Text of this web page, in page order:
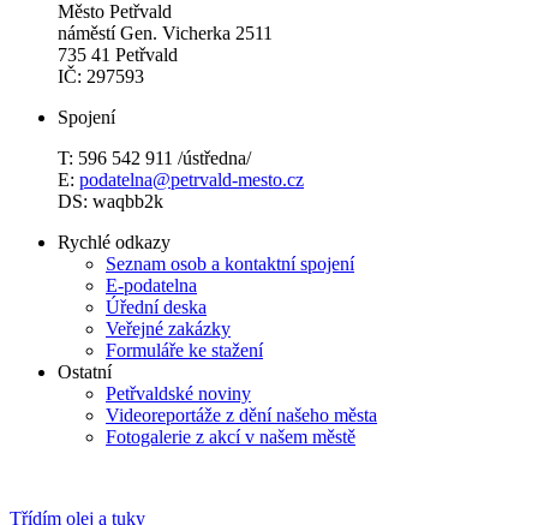
Město Petřvald
náměstí Gen. Vicherka 2511
735 41 Petřvald
IČ: 297593
Spojení
T: 596 542 911 /ústředna/
E: podatelna@petrvald-mesto.cz
DS: waqbb2k
Rychlé odkazy
Seznam osob a kontaktní spojení
E-podatelna
Úřední deska
Veřejné zakázky
Formuláře ke stažení
Ostatní
Petřvaldské noviny
Videoreportáže z dění našeho města
Fotogalerie z akcí v našem městě
Třídím olej a tuky